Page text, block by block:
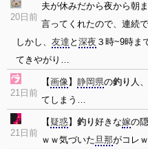
20日前
夫が休みだから夜から朝
言ってくれたので、連続
しかし、 友達 と 深夜 ３時~9時ま
てきやがり…
21日前
【画像】 静岡県の釣り 人、
てしまう…
21日前
【 疑惑】 釣り好きな嫁の
ｗｗ気づいた旦那がコレ